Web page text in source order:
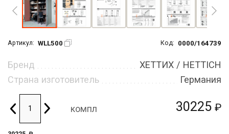
Артикул: WLL500 Код: 0000/164739
30225 ₽
Бренд
ХЕТТИХ / HETTICH
Страна изготовитель
Германия
компл